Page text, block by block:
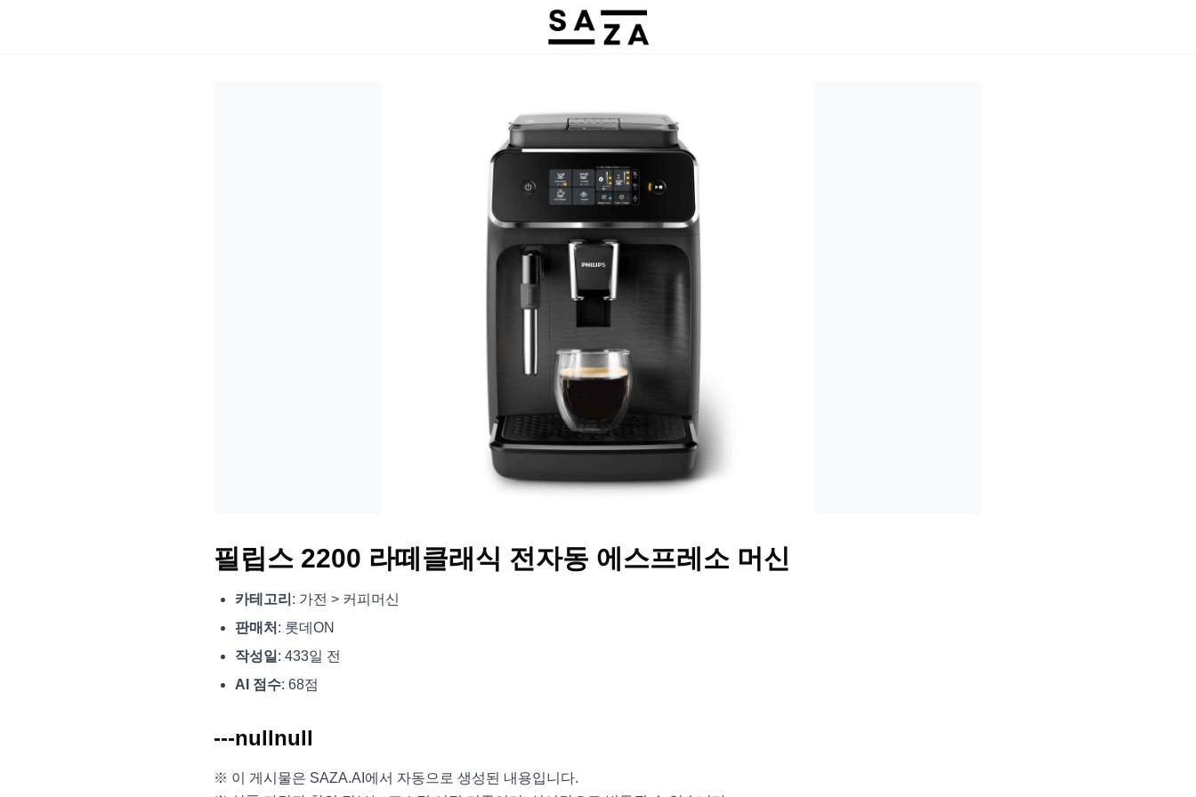
필립스 2200 라떼클래식 전자동 에스프레소 머신
카테고리 : 가전 > 커피머신
판매처 : 롯데ON
작성일: 433일 전
AI 점수: 68점
---nullnull
※ 이 게시물은 SAZA.AI에서 자동으로 생성된 내용입니다.